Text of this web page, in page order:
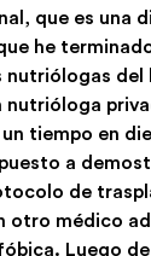
que es una
he
nutriólogas
tiempo en
a
de
otro médico
Luego de